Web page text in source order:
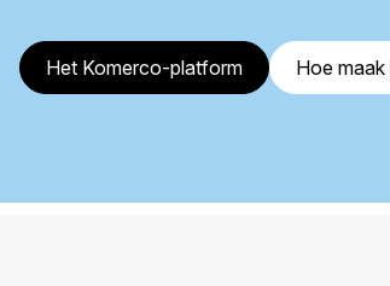
Het Komerco-platform Hoe